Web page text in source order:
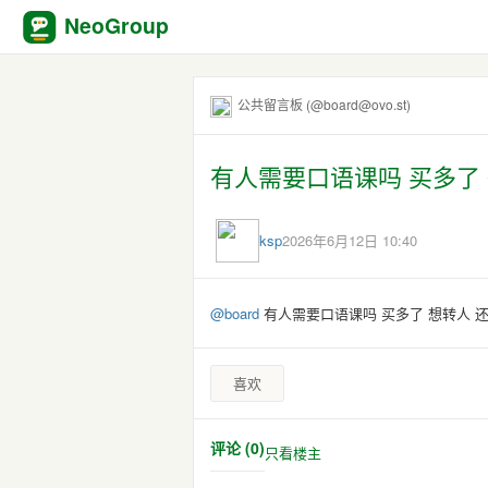
NeoGroup
公共留言板 (@board@ovo.st)
有人需要口语课吗 买多
ksp2026年6月12日 10:40
@board 有人需要口语课吗 买多了 想转人
喜欢
评论 (0)只看楼主